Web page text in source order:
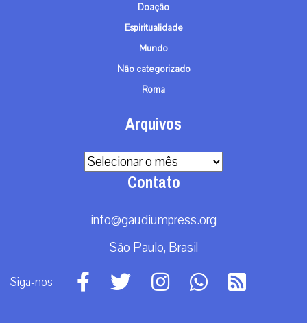
Doação
Espiritualidade
Mundo
Não categorizado
Roma
Arquivos
Arquivos
Contato
info@gaudiumpress.org
São Paulo, Brasil
Siga-nos